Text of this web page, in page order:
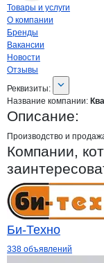
Навигация
Товары и услуги
О компании
Бренды
Вакансии
Новости
Отзывы
О компании
Реквизиты
Реквизиты:
Название компании:
Описание:
Производство и
Компании,
Би-Техно
338 объявлений